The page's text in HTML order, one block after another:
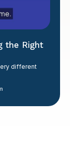
the Right
different